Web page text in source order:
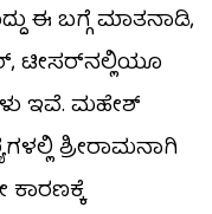
ಈ ಬಗ್ಗೆ ಮಾತನಾಡಿ,
ಟೀಸರ್​ನಲ್ಲಿಯೂ
ಇವೆ. ಮಹೇಶ್
ಶ್ರೀರಾಮನಾಗಿ
ಕಾರಣಕ್ಕೆ